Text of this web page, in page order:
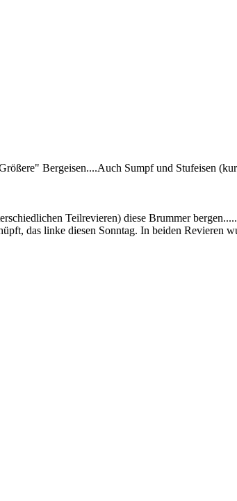
Bergeisen....Auch Sumpf und Stufeisen
Teilrevieren) diese Brummer
das linke diesen Sonntag. In beiden